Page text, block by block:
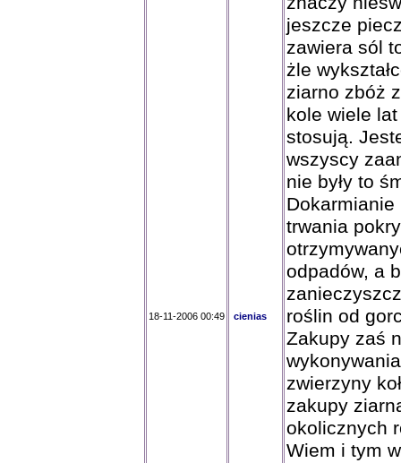
18-11-2006 00:49 cienias
jeszcze
zawiera sól
żle
ziarno zbóż
kole wiele
stosują.
wszyscy
nie były to
trwania
odpadów, a
roślin od
Zakupy zaś
zwierzyny
zakupy
okolicznych
Wiem i tym